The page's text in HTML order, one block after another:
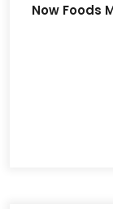
Now Foods